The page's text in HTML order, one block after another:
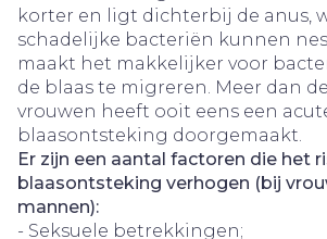
korter en ligt dichterbij de anus,
schadelijke bacteriën kunnen
maakt het makkelijker voor
de blaas te migreren. Meer dan
vrouwen heeft ooit eens een
blaasontsteking doorgemaakt.
Er zijn een aantal factoren die het
blaasontsteking verhogen (bij
mannen):
- Seksuele betrekkingen;